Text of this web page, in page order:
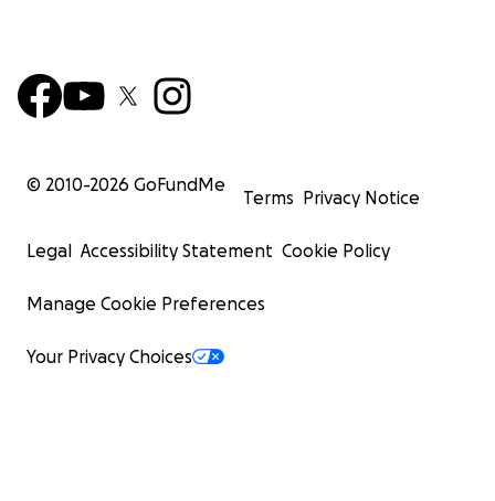
© 2010-2026 GoFundMe
Terms Privacy Notice
Legal Accessibility Statement Cookie Policy
Manage Cookie Preferences
Your Privacy Choices